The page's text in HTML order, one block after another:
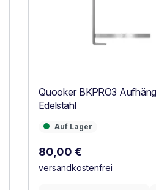
Quooker BKPRO3
Edelstahl
Auf Lager
Auf Lager
Regulärer Preis:
80,00 €
versandkostenfrei